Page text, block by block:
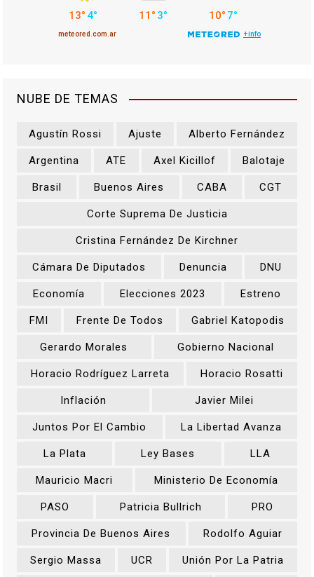
NUBE DE TEMAS
Agustín Rossi Ajuste Alberto Fernández
Argentina ATE Axel Kicillof Balotaje
Brasil Buenos Aires CABA CGT
Corte Suprema De Justicia
Cristina Fernández De Kirchner
Cámara De Diputados Denuncia DNU
Economía Elecciones 2023 Estreno
FMI Frente De Todos Gabriel Katopodis
Gerardo Morales Gobierno Nacional
Horacio Rodríguez Larreta Horacio Rosatti
Inflación Javier Milei
Juntos Por El Cambio La Libertad Avanza
La Plata Ley Bases LLA
Mauricio Macri Ministerio De Economía
PASO Patricia Bullrich PRO
Provincia De Buenos Aires Rodolfo Aguiar
Sergio Massa UCR Unión Por La Patria